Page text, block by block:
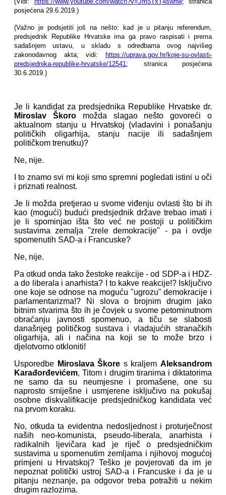
posjećena 29.6.2019.)
(Važno je podsjetiti još na nešto: kad je u pitanju referendum,
predsjednik Republike Hrvatske ima ga pravo raspisati i prema
sadašnjem ustavu, u skladu s odredbama ovog najvišeg
zakonodavnog akta; vidi:
https://uprava.gov.hr/koje-su-ovlasti-
predsjednika-republike-hrvatske/12541; stranica posjećena
30.6.2019.)
Je li kandidat za predsjednika Republike Hrvatske dr.
Miroslav Škoromožda slagao nešto govoreći o
aktualnom stanju u Hrvatskoj (vladavini i ponašanju
političkih oligarhija, stanju nacije ili sadašnjem
političkom trenutku)?
Ne, nije.
I to znamo svi mi koji smo spremni pogledati istini u oči
i priznati realnost.
Je li možda pretjerao u svome viđenju ovlasti što bi ih
kao (mogući) budući predsjednik države trebao imati i
je li spominjao išta što već ne postoji u političkim
sustavima zemalja "zrele demokracije" - pa i ovdje
spomenutih SAD-a i Francuske?
Ne, nije.
Pa otkud onda tako žestoke reakcije - od SDP-a i HDZ-
a do liberala i anarhista? I to kakve reakcije!? Isključivo
one koje se odnose na moguću "ugrozu" demokracije i
parlamentarizma!? Ni slova o brojnim drugim jako
bitnim stvarima što ih je čovjek u svome petominutnom
obraćanju javnosti spomenuo, a tiču se slabosti
današnjeg političkog sustava i vladajućih stranačkih
oligarhija, ali i načina na koji se to može brzo i
djelotvorno otkloniti!
Usporedbe Miroslava Škore s kraljemAleksandrom
Karađorđevićem, Titom i drugim tiranima i diktatorima
ne samo da su neumjesne i promašene, one su
naprosto smiješne i usmjerene isključivo na pokušaj
osobne diskvalifikacije predsjedničkog kandidata već
na prvom koraku.
No, otkuda ta evidentna nedosljednost i proturječnost
naših neo-komunista, pseudo-liberala, anarhista i
radikalnih ljevičara kad je riječ o predsjedničkim
sustavima u spomenutim zemljama i njihovoj mogućoj
primjeni u Hrvatskoj? Teško je povjerovati da im je
nepoznat politički ustroj SAD-a i Francuske i da je u
pitanju neznanje, pa odgovor treba potražiti u nekim
drugim razlozima.